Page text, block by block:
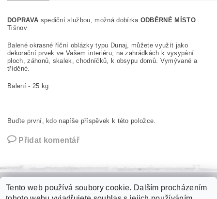
DOPRAVA spediční službou, možná dobírka ODBĚRNÉ MÍSTO
Tišnov
Balené okrasné říční oblázky typu Dunaj, můžete využít jako
dekorační prvek ve Vašem interiéru, na zahrádkách k vysypání
ploch, záhonů, skalek, chodníčků, k obsypu domů. Vymývané a
tříděné.
Balení - 25 kg
Buďte první, kdo napíše příspěvek k této položce.
Přidat komentář
Zámková dlažba | Plastové palubky | Kari sítě | Jímky na vodu
Tento web používá soubory cookie. Dalším procházením